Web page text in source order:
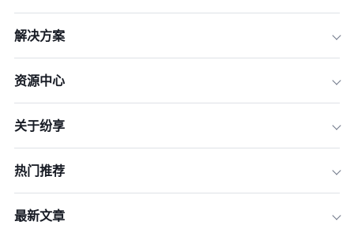
解决方案
资源中心
关于纷享
热门推荐
最新文章